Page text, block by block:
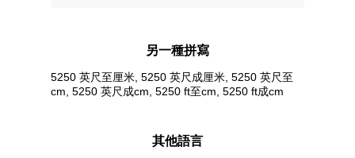
另一種拼寫
5250 英尺至厘米, 5250 英尺成厘米, 5250 英尺至
cm, 5250 英尺成cm, 5250 ft至cm, 5250 ft成cm
其他語言